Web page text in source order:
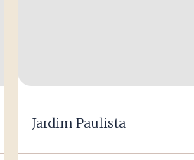
Jardim Paulista